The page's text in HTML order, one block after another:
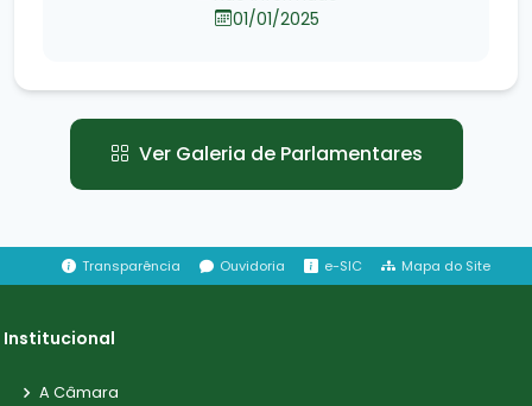
01/01/2025
Ver Galeria de Parlamentares
Transparência Ouvidoria e-SIC Mapa do Site
Institucional
A Câmara